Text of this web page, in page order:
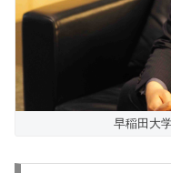
早稲田大